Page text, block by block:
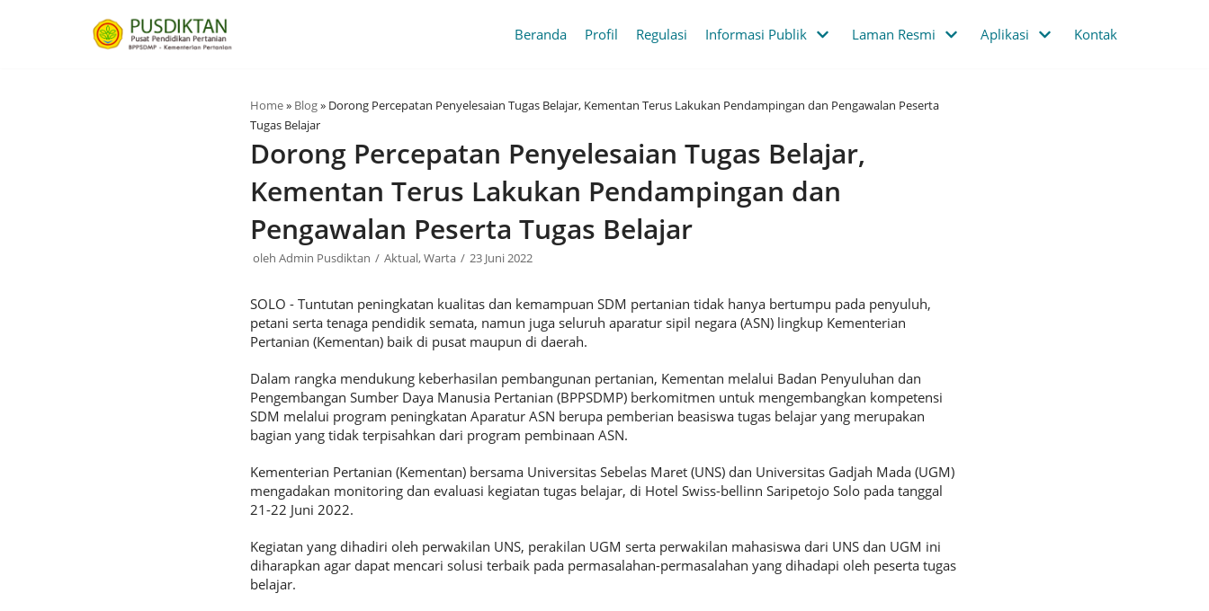
Beranda Profil Regulasi Informasi Publik Laman Resmi Aplikasi Kontak
Home» Blog» Dorong Percepatan Penyelesaian Tugas Belajar, Kementan Terus Lakukan Pendampingan dan Pengawalan Peserta
Tugas Belajar
Dorong Percepatan Penyelesaian Tugas Belajar,
Kementan Terus Lakukan Pendampingan dan
Pengawalan Peserta Tugas Belajar
oleh Admin Pusdiktan Aktual,Warta 23 Juni 2022
SOLO - Tuntutan peningkatan kualitas dan kemampuan SDM pertanian tidak hanya bertumpu pada penyuluh,
petani serta tenaga pendidik semata, namun juga seluruh aparatur sipil negara (ASN) lingkup Kementerian
Pertanian (Kementan) baik di pusat maupun di daerah.
Dalam rangka mendukung keberhasilan pembangunan pertanian, Kementan melalui Badan Penyuluhan dan
Pengembangan Sumber Daya Manusia Pertanian (BPPSDMP) berkomitmen untuk mengembangkan kompetensi
SDM melalui program peningkatan Aparatur ASN berupa pemberian beasiswa tugas belajar yang merupakan
bagian yang tidak terpisahkan dari program pembinaan ASN.
Kementerian Pertanian (Kementan) bersama Universitas Sebelas Maret (UNS) dan Universitas Gadjah Mada (UGM)
mengadakan monitoring dan evaluasi kegiatan tugas belajar, di Hotel Swiss-bellinn Saripetojo Solo pada tanggal
21-22 Juni 2022.
Kegiatan yang dihadiri oleh perwakilan UNS, perakilan UGM serta perwakilan mahasiswa dari UNS dan UGM ini
diharapkan agar dapat mencari solusi terbaik pada permasalahan-permasalahan yang dihadapi oleh peserta tugas
belajar.